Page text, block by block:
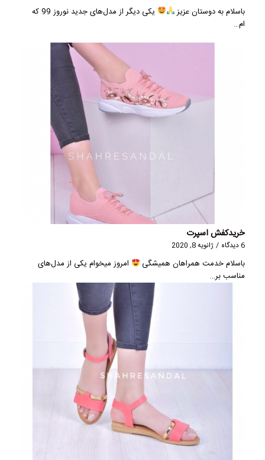
باسلام به دوستان عزیز
یکی دیگر از مدل‌های جدید نوروز 99 که
ام…
خریدکفش اسپرت
6 دیدگاه / ژانویه 8, 2020
باسلام خدمت همراهان همیشگی
امروز میخوام یکی از مدل‌های
مناسب بر…